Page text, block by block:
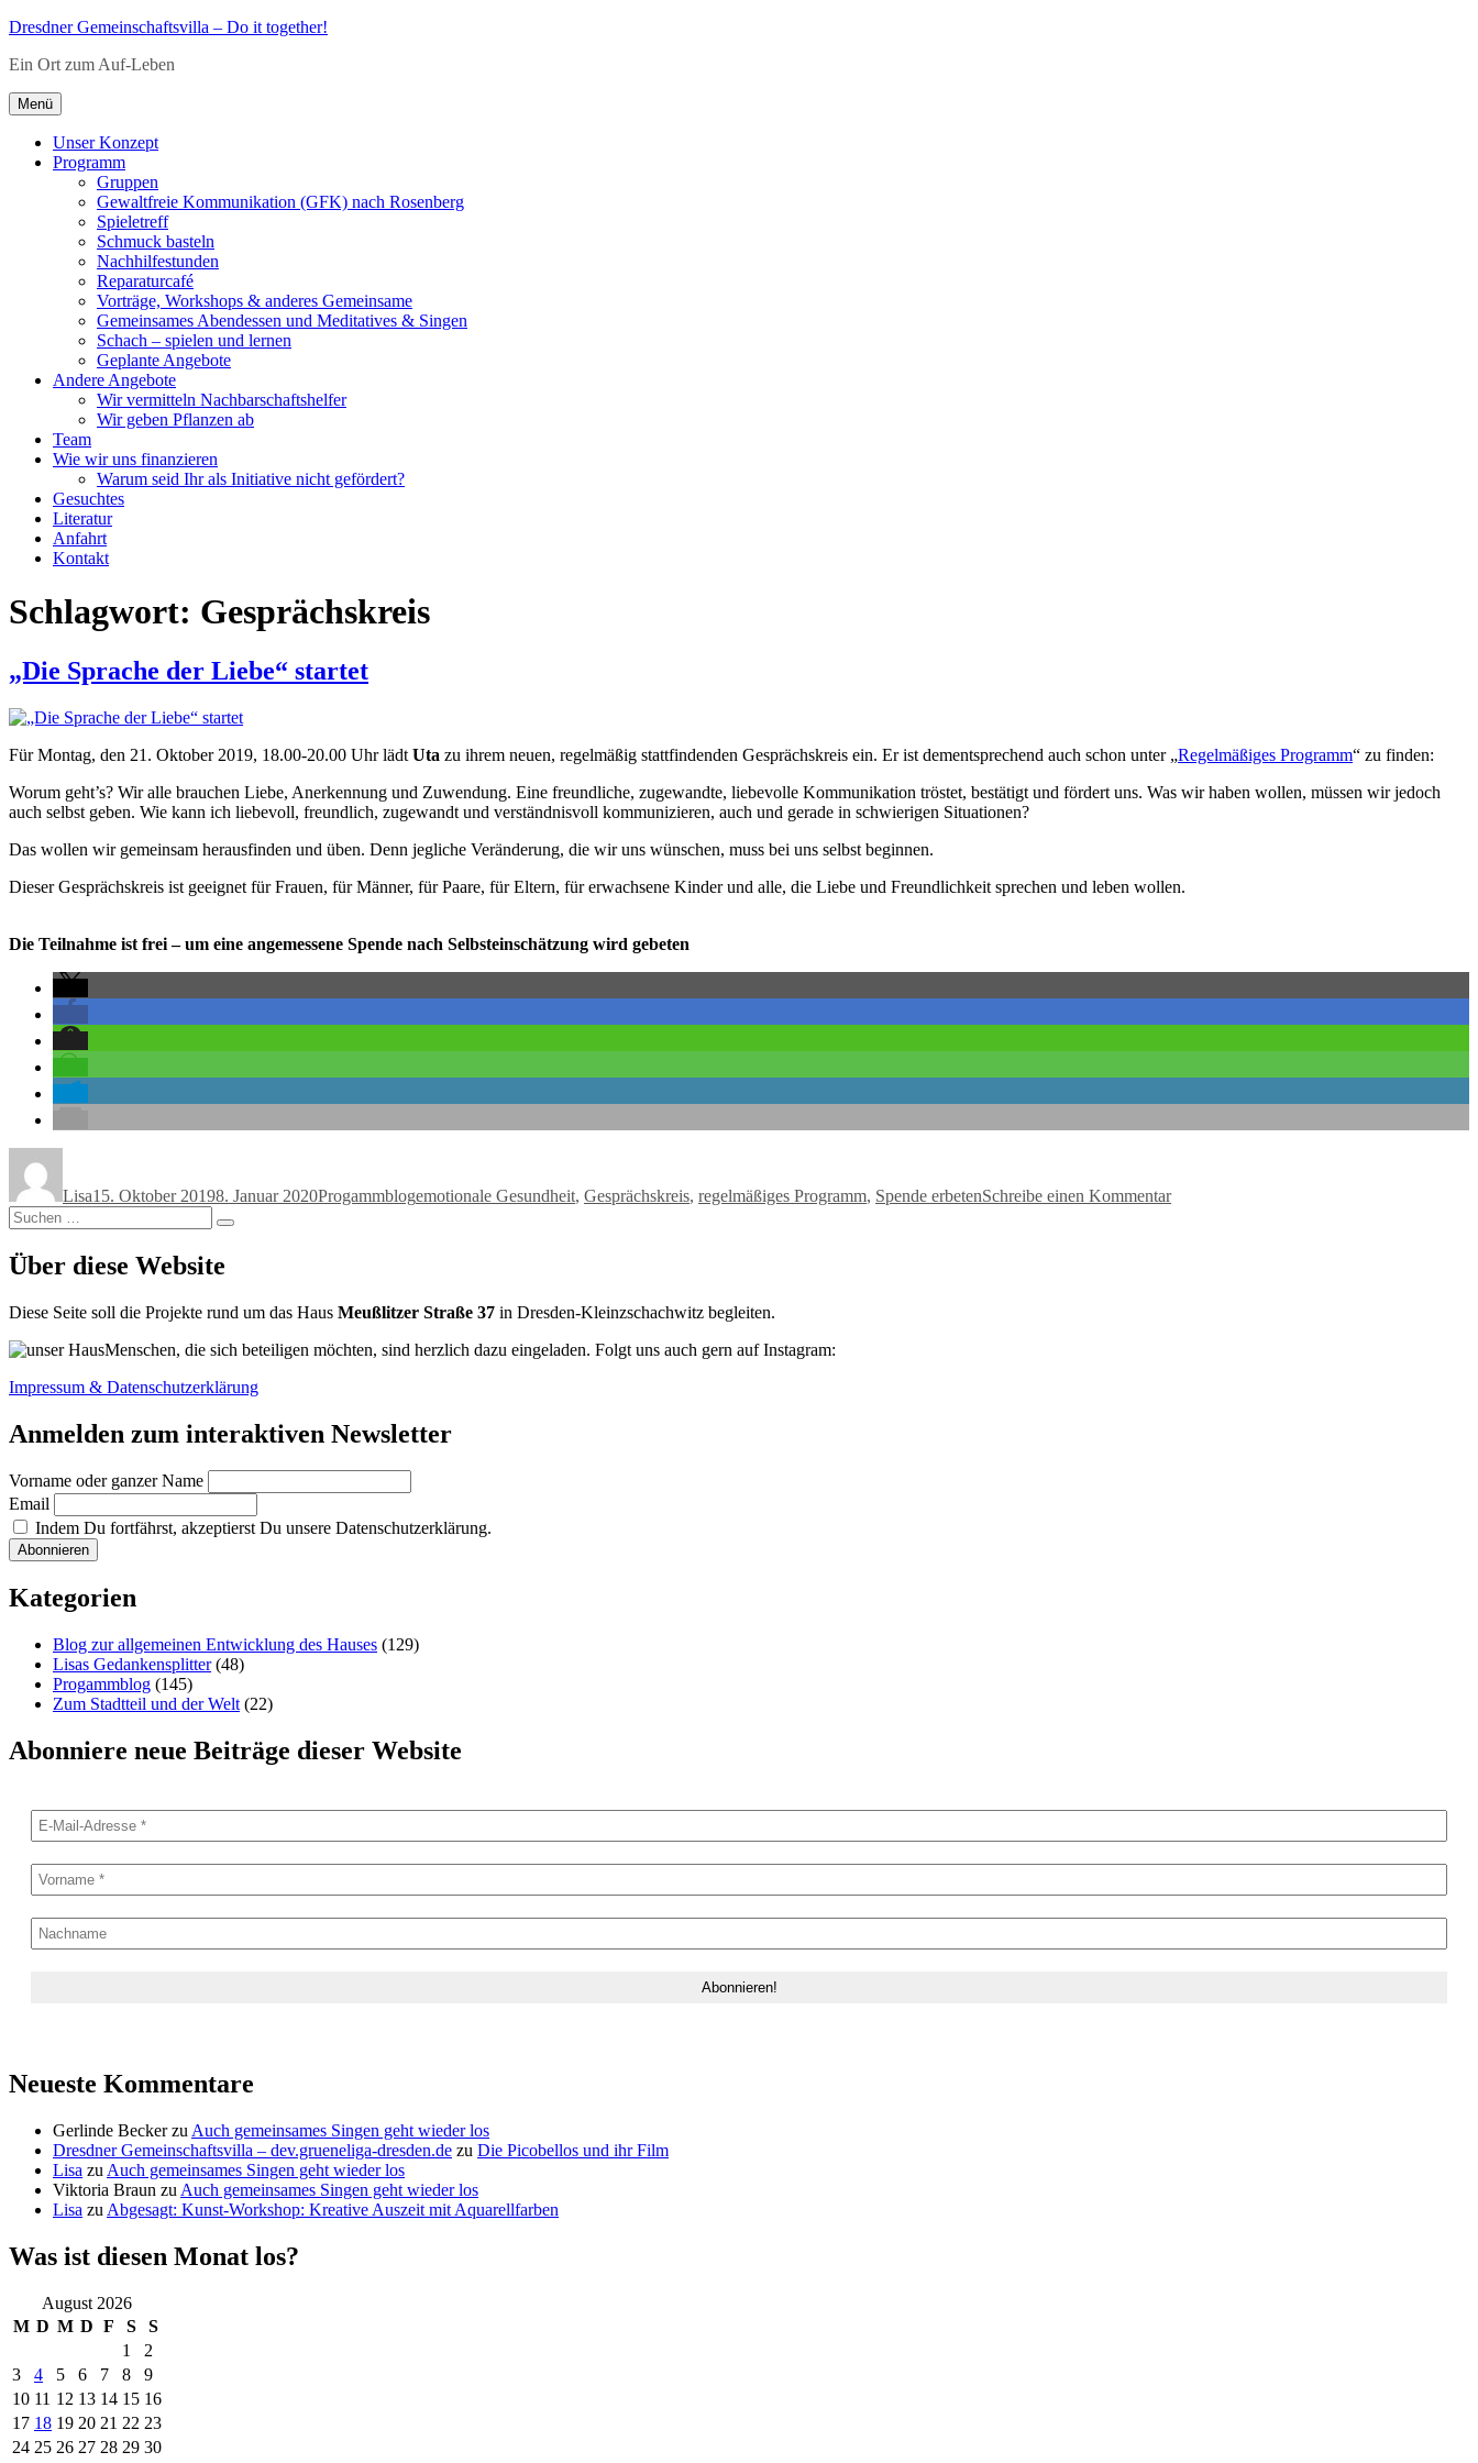
Zum
springen
Dresdner Gemeinschaftsvilla – Do it together!
Ein Ort zum Auf-Leben
Menü
Unser Konzept
Programm
Gruppen
Gewaltfreie Kommunikation (GFK) nach Rosenberg
Spieletreff
Schmuck basteln
Nachhilfestunden
Reparaturcafé
Vorträge, Workshops & anderes Gemeinsame
Gemeinsames Abendessen und Meditatives & Singen
Schach – spielen und lernen
Geplante Angebote
Andere Angebote
Wir vermitteln Nachbarschaftshelfer
Wir geben Pflanzen ab
Team
Wie wir uns finanzieren
Warum seid Ihr als Initiative nicht gefördert?
Gesuchtes
Literatur
Anfahrt
Kontakt
Schlagwort: Gesprächskreis
„Die Sprache der Liebe“ startet
Für Montag, den 21. Oktober 2019, 18.00-20.00 Uhr lädt Uta zu ihrem neuen, regelmäßig stattfindenden Gesprächskreis ein. Er ist dementsprechend auch schon unter „Regelmäßiges Programm“ zu finden:
Worum geht’s? Wir alle brauchen Liebe, Anerkennung und Zuwendung. Eine freundliche, zugewandte, liebevolle Kommunikation tröstet, bestätigt und fördert uns. Was wir haben wollen, müssen wir jedoch
auch selbst geben. Wie kann ich liebevoll, freundlich, zugewandt und verständnisvoll kommunizieren, auch und gerade in schwierigen Situationen?
Das wollen wir gemeinsam herausfinden und üben. Denn jegliche Veränderung, die wir uns wünschen, muss bei uns selbst beginnen.
Dieser Gesprächskreis ist geeignet für Frauen, für Männer, für Paare, für Eltern, für erwachsene Kinder und alle, die Liebe und Freundlichkeit sprechen und leben wollen.
Die Teilnahme ist frei – um eine angemessene Spende nach Selbsteinschätzung wird gebeten
Lisa15. Oktober 20198. Januar 2020Progammblogemotionale Gesundheit, Gesprächskreis, regelmäßiges Programm, Spende erbetenSchreibe einen KommentarSprache
Suchen
nach:
Suchen
Über diese Website
Diese Seite soll die Projekte rund um das Haus Meußlitzer Straße 37 in Dresden-Kleinzschachwitz begleiten.
Menschen, die sich beteiligen möchten, sind herzlich dazu eingeladen. Folgt uns auch gern auf Instagram:
Impressum & Datenschutzerklärung
Anmelden zum interaktiven Newsletter
Vorname oder ganzer Name
Email
Indem Du fortfährst, akzeptierst Du unsere Datenschutzerklärung.
Kategorien
Blog zur allgemeinen Entwicklung des Hauses (129)
Lisas Gedankensplitter(48)
Progammblog (145)
Zum Stadtteil und der Welt (22)
Abonniere neue Beiträge dieser Website
Neueste Kommentare
Gerlinde Beckerzu Auch gemeinsames Singen geht wieder los
Dresdner Gemeinschaftsvilla – dev.grueneliga-dresden.de zu Die Picobellos und ihr Film
Lisa zu Auch gemeinsames Singen geht wieder los
Viktoria Braun zu Auch gemeinsames Singen geht wieder los
Lisa zu Abgesagt: Kunst-Workshop: Kreative Auszeit mit Aquarellfarben
Was ist diesen Monat los?
August 2026
M D M D F S
S
1
2
3
4 5 6 7 8
9
10 11 12 13 14 15 16
17 18 19 20 21 22 23
24 25 26 27 28 29 30